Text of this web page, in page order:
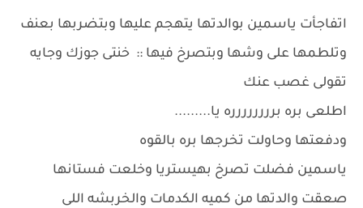
اتفاجأت ياسمين بوالدتها يتهجم عليها وبتضربها بعنف
وتلطمها على وشها وبتصرخ فيها :: خنتى جوزك وجايه
تقولى غصب عنك
اطلعى بره برررررررره يا.........
ودفعتها وحاولت تخرجها بره بالقوه
ياسمين فضلت تصرخ بهيستريا وخلعت فستانها
صعقت والدتها من كميه الكدمات والخربشه اللى